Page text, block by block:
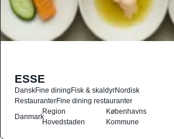
ESSE
DanskFine diningFisk & skaldyrNordisk
RestauranterFine dining restauranter
Danmark
Region
Hovedstaden
Københavns
Kommune